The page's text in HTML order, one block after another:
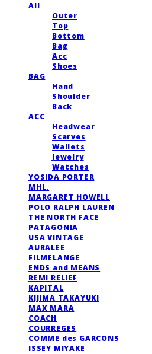
All
Outer
Top
Bottom
Bag
Acc
Shoes
BAG
Hand
Shoulder
Back
ACC
Headwear
Scarves
Wallets
Jewelry
Watches
YOSIDA PORTER
MHL.
MARGARET HOWELL
POLO RALPH LAUREN
THE NORTH FACE
PATAGONIA
USA VINTAGE
AURALEE
FILMELANGE
ENDS and MEANS
REMI RELIEF
KAPITAL
KIJIMA TAKAYUKI
MAX MARA
COACH
COURREGES
COMME des GARCONS
ISSEY MIYAKE